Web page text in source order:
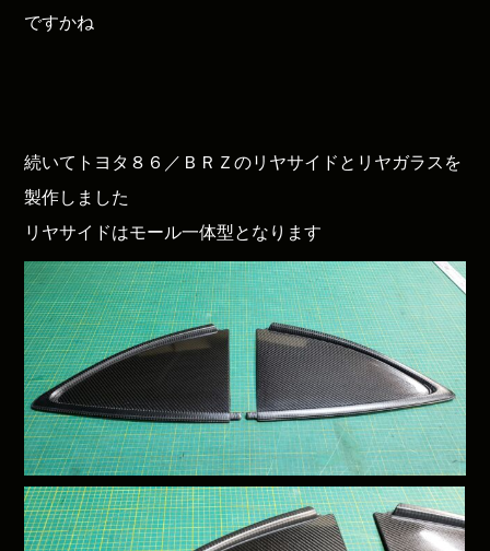
ですかね
続いてトヨタ８６／ＢＲＺのリヤサイドとリヤガラスを
製作しました
リヤサイドはモール一体型となります